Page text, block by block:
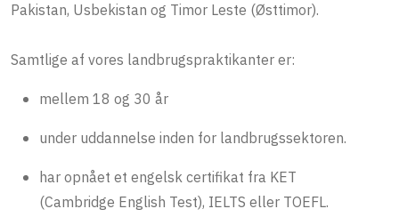
Pakistan, Usbekistan og Timor Leste (Østtimor).
Samtlige af vores landbrugspraktikanter er:
mellem 18 og 30 år
under uddannelse inden for landbrugssektoren.
har opnået et engelsk certifikat fra KET
(Cambridge English Test), IELTS eller TOEFL.